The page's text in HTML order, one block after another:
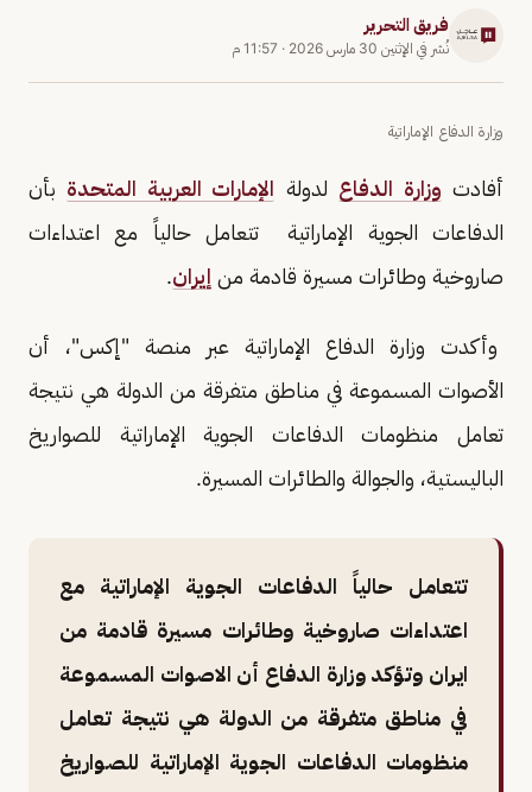
فريق التحرير
نُشر في الإثنين 30 مارس 2026 · 11:57 م
وزارة الدفاع الإماراتية
أفادت وزارة الدفاع لدولة الإمارات العربية المتحدة بأن
الدفاعات الجوية الإماراتية تتعامل حالياً مع اعتداءات
صاروخية وطائرات مسيرة قادمة من إيران.
وأكدت وزارة الدفاع الإماراتية عبر منصة "إكس"، أن
الأصوات المسموعة في مناطق متفرقة من الدولة هي نتيجة
تعامل منظومات الدفاعات الجوية الإماراتية للصواريخ
الباليستية، والجوالة والطائرات المسيرة.
تتعامل حالياً الدفاعات الجوية الإماراتية مع
اعتداءات صاروخية وطائرات مسيرة قادمة من
ايران وتؤكد وزارة الدفاع أن الاصوات المسموعة
في مناطق متفرقة من الدولة هي نتيجة تعامل
منظومات الدفاعات الجوية الإماراتية للصواريخ